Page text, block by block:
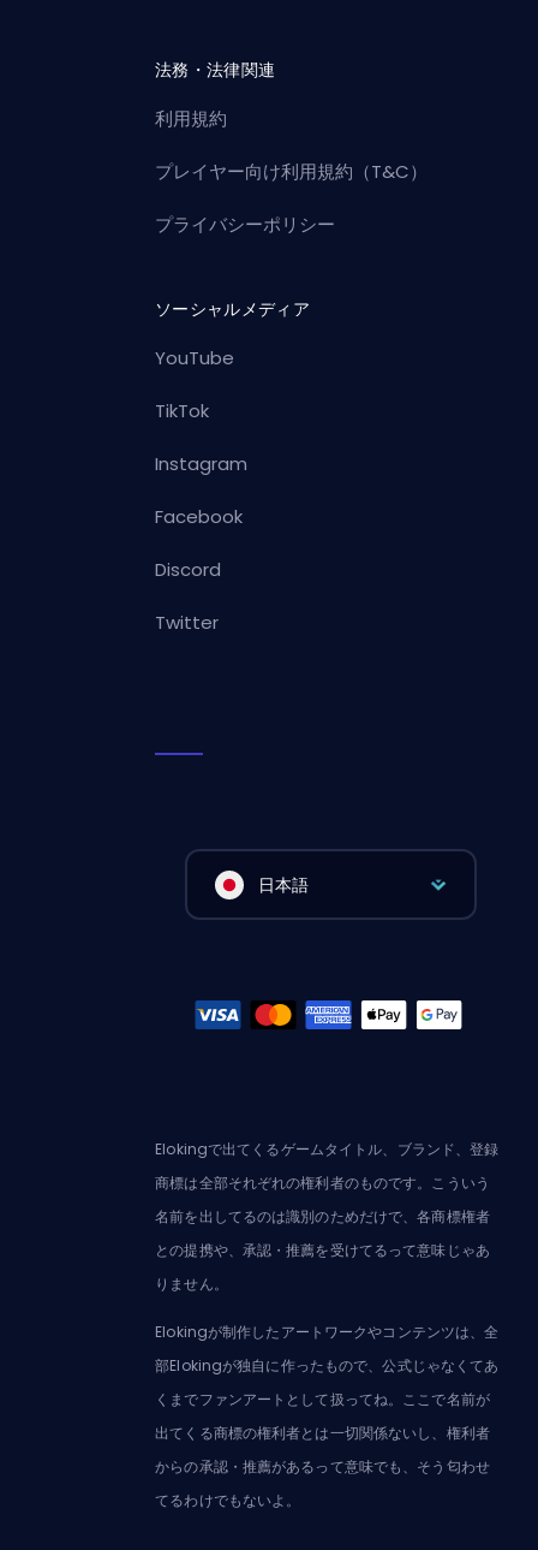
法務・法律関連
利用規約
プレイヤー向け利用規約（T&C）
プライバシーポリシー
ソーシャルメディア
YouTube
TikTok
Instagram
Facebook
Discord
Twitter
日本語
Elokingで出てくるゲームタイトル、ブランド、登録
商標は全部それぞれの権利者のものです。こういう
名前を出してるのは識別のためだけで、各商標権者
との提携や、承認・推薦を受けてるって意味じゃあ
りません。
Elokingが制作したアートワークやコンテンツは、全
部Elokingが独自に作ったもので、公式じゃなくてあ
くまでファンアートとして扱ってね。ここで名前が
出てくる商標の権利者とは一切関係ないし、権利者
からの承認・推薦があるって意味でも、そう匂わせ
てるわけでもないよ。